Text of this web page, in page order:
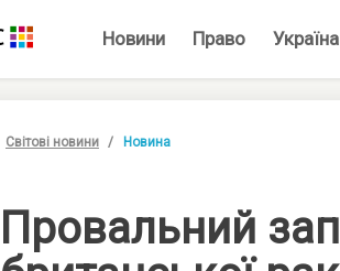
Новини Право Україна
Світові новини Новина
Провальний